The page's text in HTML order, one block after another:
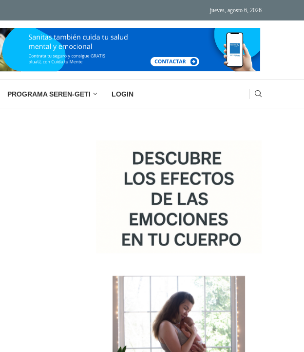
BASURA MENTAL: LA IMPORTANCIA DE
jueves, agosto 6, 2026
PROGRAMA SEREN-GETI LOGIN